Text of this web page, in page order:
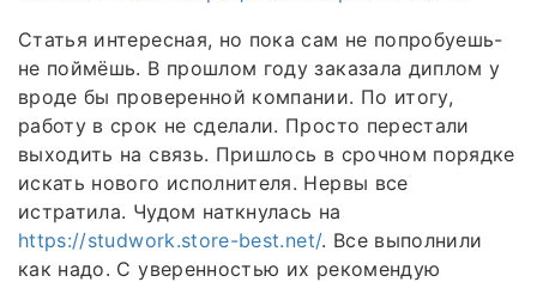
Статья интересная, но пока сам не попробуешь-
не поймёшь. В прошлом году заказала диплом у
вроде бы проверенной компании. По итогу,
работу в срок не сделали. Просто перестали
выходить на связь. Пришлось в срочном порядке
искать нового исполнителя. Нервы все
истратила. Чудом наткнулась на
https://studwork.store-best.net/. Все выполнили
как надо. С уверенностью их рекомендую